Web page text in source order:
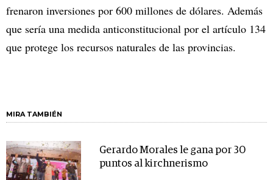
frenaron inversiones por 600 millones de dólares. Además
que sería una medida anticonstitucional por el artículo 134
que protege los recursos naturales de las provincias.
MIRA TAMBIÉN
Gerardo Morales le gana por 30
puntos al kirchnerismo